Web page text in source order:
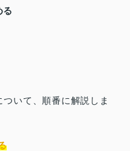
る
いて、順番に解説しま